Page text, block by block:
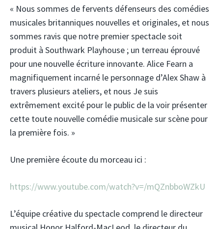
« Nous sommes de fervents défenseurs des comédies
musicales britanniques nouvelles et originales, et nous
sommes ravis que notre premier spectacle soit
produit à Southwark Playhouse ; un terreau éprouvé
pour une nouvelle écriture innovante. Alice Fearn a
magnifiquement incarné le personnage d’Alex Shaw à
travers plusieurs ateliers, et nous Je suis
extrêmement excité pour le public de la voir présenter
cette toute nouvelle comédie musicale sur scène pour
la première fois. »
Une première écoute du morceau ici :
https://www.youtube.com/watch?v=/mQZnbboWZkU
L’équipe créative du spectacle comprend le directeur